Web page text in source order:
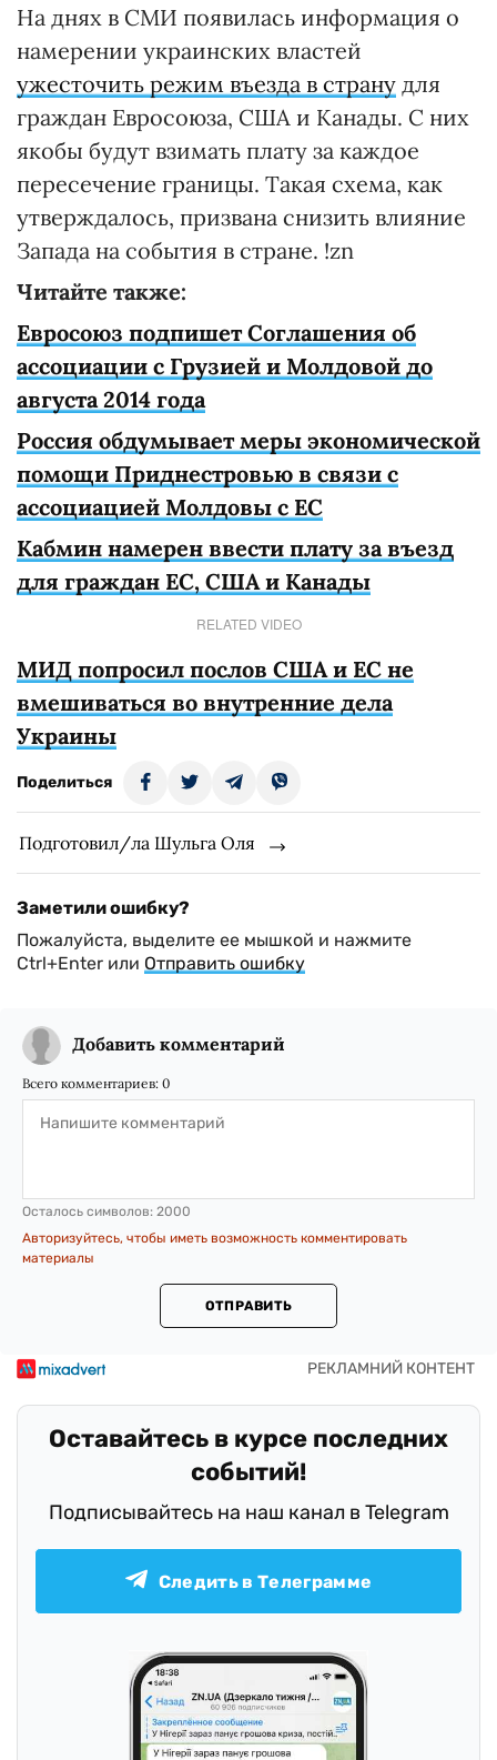
На днях в СМИ появилась информация о
намерении украинских властей
ужесточить режим въезда в страну для
граждан Евросоюза, США и Канады. С них
якобы будут взимать плату за каждое
пересечение границы. Такая схема, как
утверждалось, призвана снизить влияние
Запада на события в стране. !zn
Читайте также:
Евросоюз подпишет Соглашения об
ассоциации с Грузией и Молдовой до
августа 2014 года
Россия обдумывает меры экономической
помощи Приднестровью в связи с
ассоциацией Молдовы с ЕС
Кабмин намерен ввести плату за въезд
для граждан ЕС, США и Канады
RELATED VIDEO
МИД попросил послов США и ЕС не
вмешиваться во внутренние дела
Украины
Поделиться
Подготовил/ла Шульга Оля
Заметили ошибку?
Пожалуйста, выделите ее мышкой и нажмите
Ctrl+Enter или Отправить ошибку
Добавить комментарий
Всего комментариев: 0
Осталось символов: 2000
Авторизуйтесь, чтобы иметь возможность комментировать
материалы
ОТПРАВИТЬ
Оставайтесь в курсе последних
событий!
Подписывайтесь на наш канал в Telegram
Следить в Телеграмме